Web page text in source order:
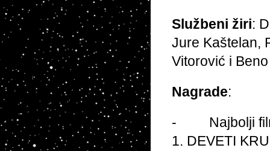
Službeni žiri:
Jure Kaštelan,
Vitorović i
Nagrade:
- Najbolji
1. DEVETI